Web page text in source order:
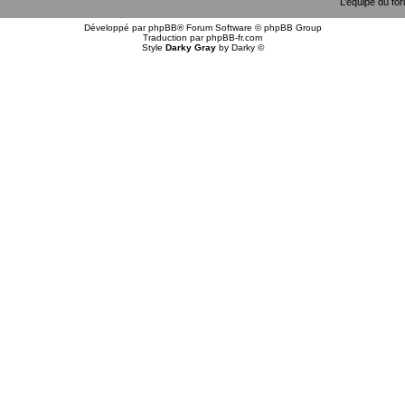
Développé parphpBB® Forum Software © phpBB Group
Traduction parphpBB-fr.com
Style Darky Grayby Darky©